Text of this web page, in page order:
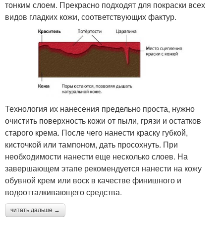
тонким слоем. Прекрасно подходят для покраски всех
видов гладких кожи, соответствующих фактур.
Технология их нанесения предельно проста, нужно
очистить поверхность кожи от пыли, грязи и остатков
старого крема. После чего нанести краску губкой,
кисточкой или тампоном, дать просохнуть. При
необходимости нанести еще несколько слоев. На
завершающем этапе рекомендуется нанести на кожу
обувной крем или воск в качестве финишного и
водоотталкивающего средства.
читать дальше →